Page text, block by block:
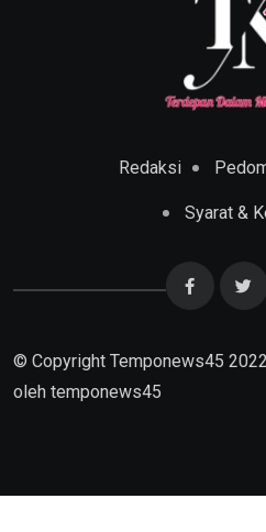
Redaksi
Syarat &
© Copyright Temponews45
oleh temponews45